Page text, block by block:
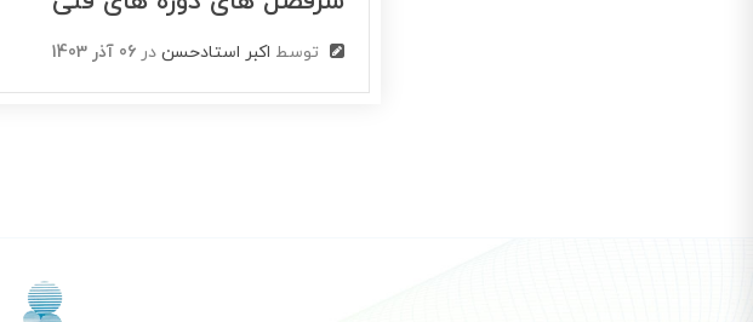
توسط اکبر استادحسن در 06 آذر 1403